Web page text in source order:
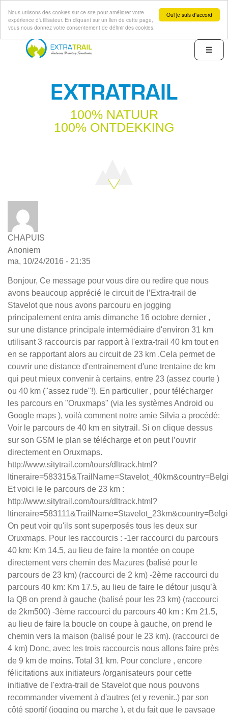
Oui je suis d'accord
Nous utilisons des cookies sur ce site pour améliorer votre
expérience d'utilisateur. En cliquant sur un lien de cette page,
vous nous donnez votre consentement de définir des cookies.
Overslaan
Menu
EXTRATRAIL
100% NATUUR
100% ONTDEKKING
CHAPUIS
Anoniem
ma, 10/24/2016 - 21:35
Bonjour, Ce message pour vous dire ou redire que nous
avons beaucoup apprécié le circuit de l’Extra-trail de
Stavelot que nous avons parcouru en jogging
principalement entra amis dimanche 16 octobre dernier ,
sur une distance principale intermédiaire d'environ 31 km
utilisant 3 raccourcis par rapport à l'extra-trail 40 km tout en
en se rapportant alors au circuit de 23 km .Cela permet de
couvrir une distance d'entrainement d'une trentaine de km
qui peut mieux convenir à certains, entre 23 (assez courte )
ou 40 km ("assez rude"!). En particulier , pour télécharger
les parcours en "Oruxmaps" (via les systèmes Android ou
Google maps ), voilà comment notre amie Silvia a procédé:
Voir le parcours de 40 km en sitytrail. Si on clique dessus
sur son GSM le plan se télécharge et on peut l’ouvrir
directement en Oruxmaps.
http://www.sitytrail.com/tours/dltrack.html?
Et voici le le parcours de 23 km :
http://www.sitytrail.com/tours/dltrack.html?
On peut voir qu'ils sont superposés tous les deux sur
Oruxmaps. Pour les raccourcis : -1er raccourci du parcours
40 km: Km 14.5, au lieu de faire la montée on coupe
directement vers chemin des Mazures (balisé pour le
parcours de 23 km) (raccourci de 2 km) -2ème raccourci du
parcours 40 km: Km 17.5, au lieu de faire le détour jusqu’à
la Q8 on prend à gauche (balisé pour les 23 km) (raccourci
de 2km500) -3ème raccourci du parcours 40 km : Km 21.5,
au lieu de faire la boucle on coupe à gauche, on prend le
chemin vers la maison (balisé pour le 23 km). (raccourci de
4 km) Donc, avec les trois raccourcis nous allons faire près
de 9 km de moins. Total 31 km. Pour conclure , encore
félicitations aux initiateurs /organisateurs pour cette
initiative de l'extra-trail de Stavelot que nous pouvons
recommander vivement à d'autres (et y revenir..) par son
côté sportif (jogging ou marche ), et du fait que le paysage